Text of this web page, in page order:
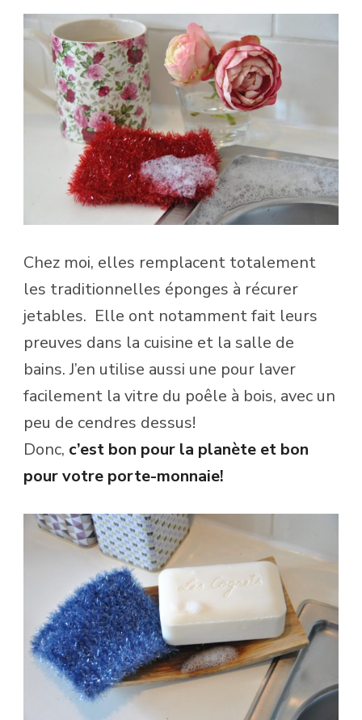
Chez moi, elles remplacent totalement
les traditionnelles éponges à récurer
jetables. Elle ont notamment fait leurs
preuves dans la cuisine et la salle de
bains. J’en utilise aussi une pour laver
facilement la vitre du poêle à bois, avec un
peu de cendres dessus!
Donc, c’est bon pour la planète et bon
pour votre porte-monnaie!